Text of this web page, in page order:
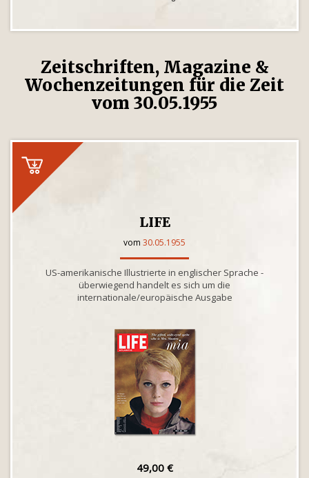
Zeitschriften, Magazine &
Wochenzeitungen für die Zeit
vom 30.05.1955
LIFE
vom 30.05.1955
US-amerikanische Illustrierte in englischer Sprache -
überwiegend handelt es sich um die
internationale/europäische Ausgabe
49,00 €